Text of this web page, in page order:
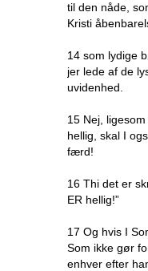
til den nåde,
Kristi
14 som lydige
jer lede af de
uvidenhed.
15 Nej,
hellig, skal I
færd!
16 Thi det er
ER hellig!”
17 Og hvis I
Som ikke gør
enhver efter